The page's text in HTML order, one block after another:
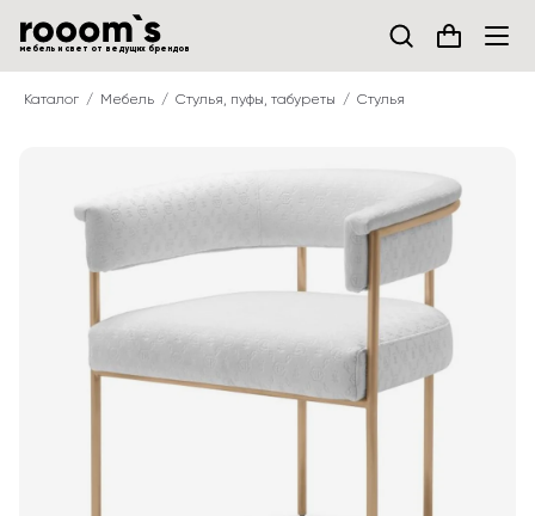
мебель и свет от ведущих брендов
Каталог Мебель Стулья, пуфы, табуреты Стулья